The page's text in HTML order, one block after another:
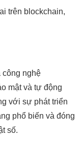
trên blockchain,
công nghệ
mật và tự động
với sự phát triển
phổ biến và đóng
số.